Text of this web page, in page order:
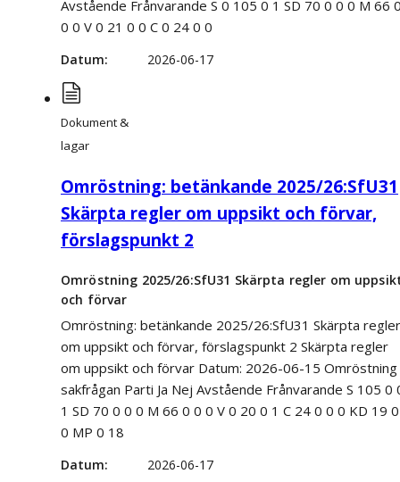
Avstående Frånvarande S 0 105 0 1 SD 70 0 0 0 M 66
0 0 V 0 21 0 0 C 0 24 0 0
Datum 2026-06-17
Dokument &
lagar
Omröstning: betänkande 2025/26:SfU31
Skärpta regler om uppsikt och förvar,
förslagspunkt 2
Omröstning 2025/26:SfU31 Skärpta regler om
och förvar
Omröstning: betänkande 2025/26:SfU31 Skärpta regler
om uppsikt och förvar, förslagspunkt 2 Skärpta regler
om uppsikt och förvar Datum: 2026-06-15 Omröstning
sakfrågan Parti Ja Nej Avstående Frånvarande S 105 0
1 SD 70 0 0 0 M 66 0 0 0 V 0 20 0 1 C 24 0 0 0 KD 19
0 MP 0 18
Datum 2026-06-17